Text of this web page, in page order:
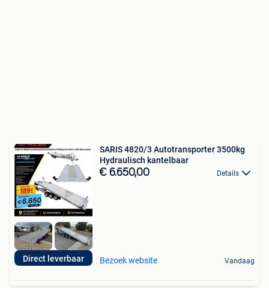
Direct leverbaar
SARIS 4820/3 Autotransporter 3500kg
Hydraulisch kantelbaar
€ 6.650,00 Details
Bezoek website Vandaag